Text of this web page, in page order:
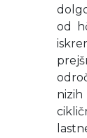
od